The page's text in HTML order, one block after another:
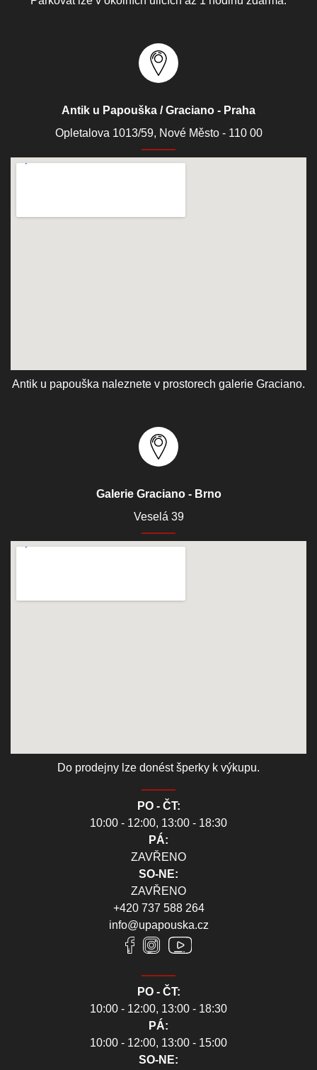
Antik u Papouška / Graciano - Praha
Opletalova 1013/59, Nové Město - 110 00
Antik u papouška naleznete v prostorech galerie Graciano.
Galerie Graciano - Brno
Veselá 39
Do prodejny lze donést šperky k výkupu.
PO - ČT:
10:00 - 12:00, 13:00 - 18:30
PÁ:
ZAVŘENO
SO-NE:
ZAVŘENO
+420 737 588 264
info@upapouska.cz
PO - ČT:
10:00 - 12:00, 13:00 - 18:30
PÁ:
10:00 - 12:00, 13:00 - 15:00
SO-NE: